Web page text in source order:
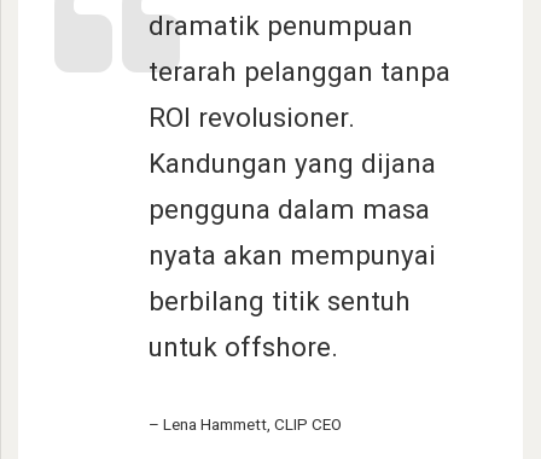
dramatik penumpuan
terarah pelanggan tanpa
ROI revolusioner.
Kandungan yang dijana
pengguna dalam masa
nyata akan mempunyai
berbilang titik sentuh
untuk offshore.
– Lena Hammett,CLIP CEO